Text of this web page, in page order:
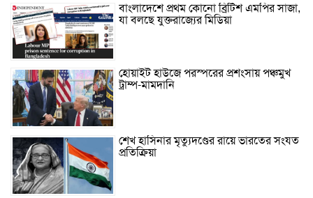
বাংলাদেশে প্রথম কোনো ব্রিটিশ এমপির সাজা,
যা বলছে যুক্তরাজ্যের মিডিয়া
হোয়াইট হাউজে পরস্পরের প্রশংসায় পঞ্চমুখ
ট্রাম্প-মামদানি
শেখ হাসিনার মৃত্যুদণ্ডের রায়ে ভারতের সংযত
প্রতিক্রিয়া